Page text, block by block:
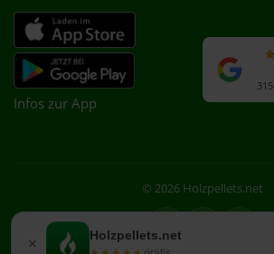
× Holzpellets.net
Infos zur App
© 2026 Holzpellets.net
Facebook